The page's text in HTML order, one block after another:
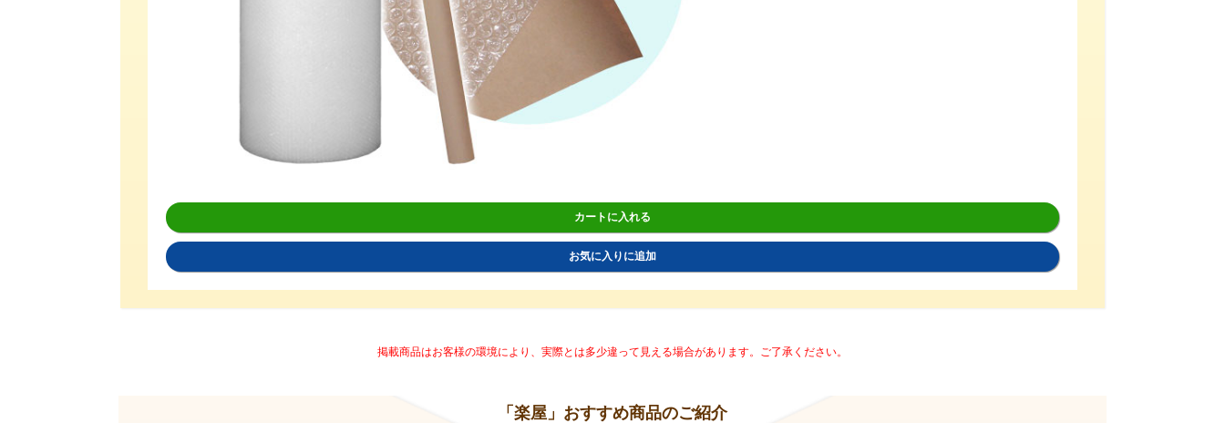
カートに入れる
お気に入りに追加
掲載商品はお客様の環境により、実際とは多少違って見える場合があります。ご了承ください。
「楽屋」おすすめ商品のご紹介